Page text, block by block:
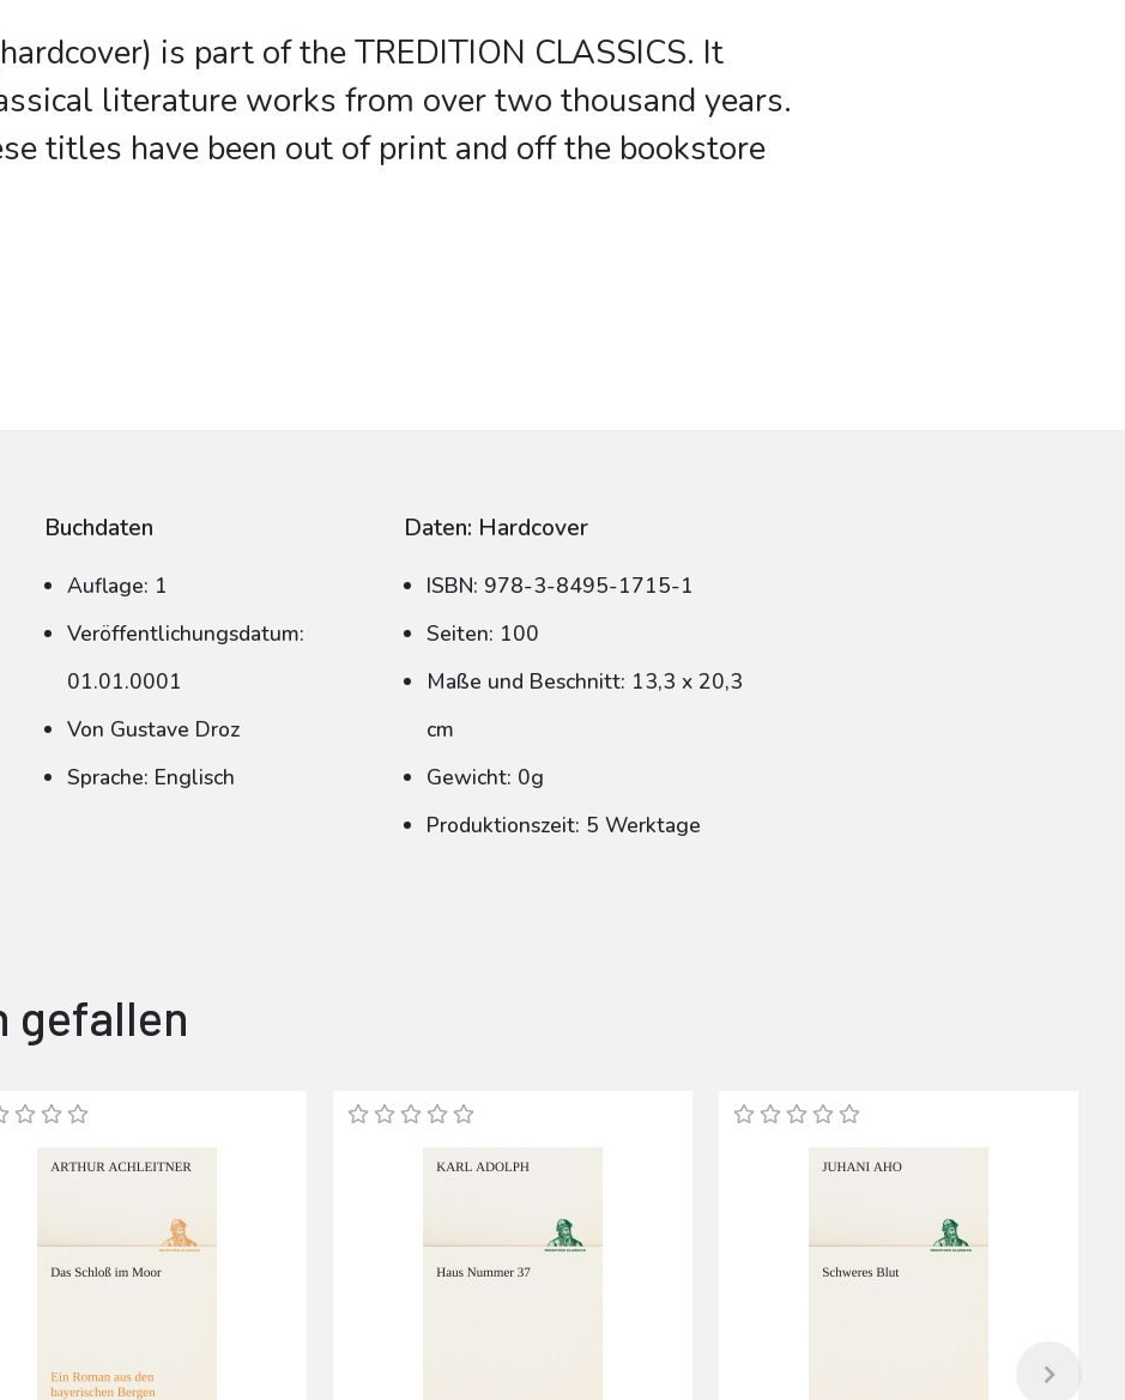
is part of the TREDITION CLASSICS. It
literature works from over two thousand years.
titles have been out of print and off the bookstore
Buchdaten
Auflage: 1
Veröffentlichungsdatum:
01.01.0001
Von Gustave Droz
Sprache: Englisch
Daten: Hardcover
ISBN: 978-3-8495-1715-1
Seiten: 100
Maße und Beschnitt: 13,3 x 20,3
cm
Gewicht: 0g
Produktionszeit: 5 Werktage
gefallen